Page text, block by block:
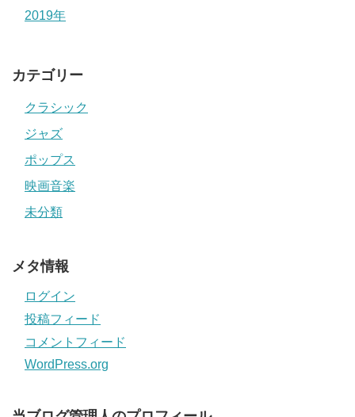
2019年
カテゴリー
クラシック
ジャズ
ポップス
映画音楽
未分類
メタ情報
ログイン
投稿フィード
コメントフィード
WordPress.org